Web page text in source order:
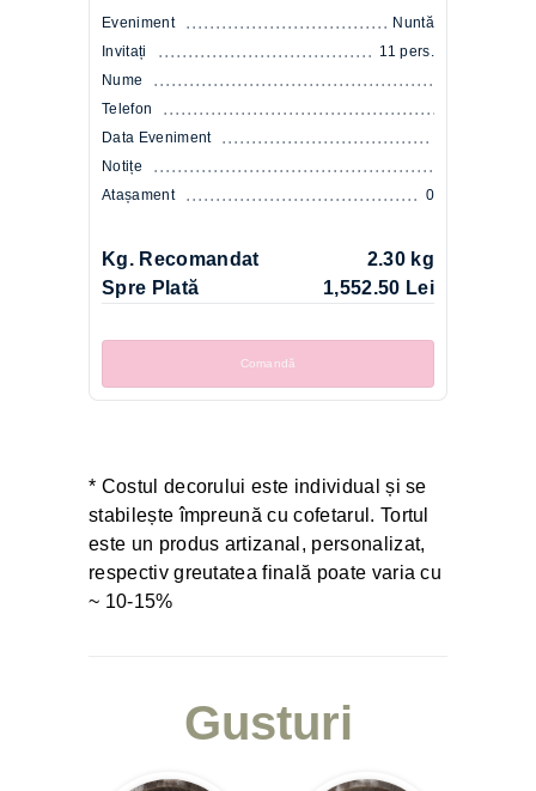
Eveniment
Nuntă
Invitați
11 pers.
Nume
Telefon
Data Eveniment
Notițe
Atașament
0
Kg. Recomandat
2.30 kg
Spre Plată
1,552.50 Lei
Comandă
* Costul decorului este individual și se
stabilește împreună cu cofetarul. Tortul
este un produs artizanal, personalizat,
respectiv greutatea finală poate varia cu
~ 10-15%
Gusturi